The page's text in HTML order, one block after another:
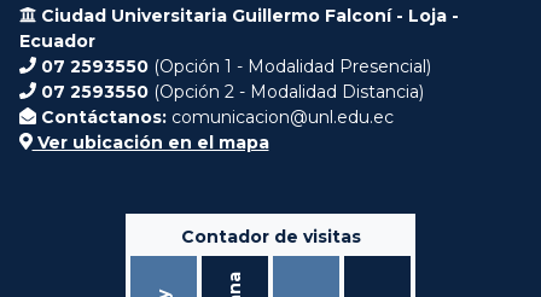
Ciudad Universitaria Guillermo Falconí - Loja -
Ecuador
07 2593550 (Opción 1 - Modalidad Presencial)
07 2593550 (Opción 2 - Modalidad Distancia)
Contáctanos: comunicacion@unl.edu.ec
Ver ubicación en el mapa
Contador de visitas